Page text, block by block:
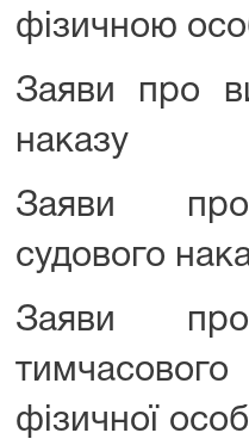
фізичною
Заяви про
наказу
Заяви про
судового
Заяви про
фізичної